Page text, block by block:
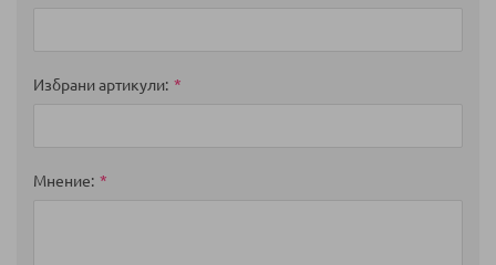
Избрани артикули
Мнение